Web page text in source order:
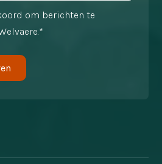
om berichten te